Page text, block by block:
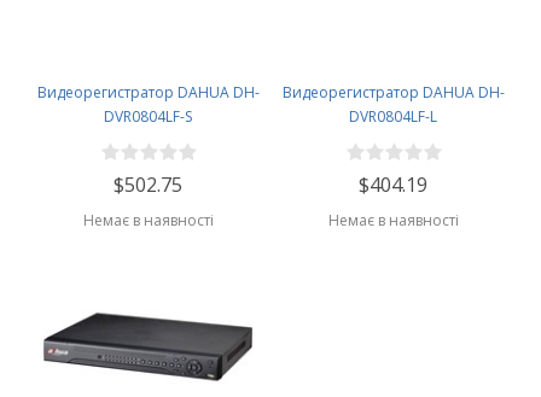
Видеорегистратор DAHUA DH-
DVR0804LF-S
$502.75
Немає в наявності
Видеорегистратор DAHUA DH-
DVR0804LF-L
$404.19
Немає в наявності